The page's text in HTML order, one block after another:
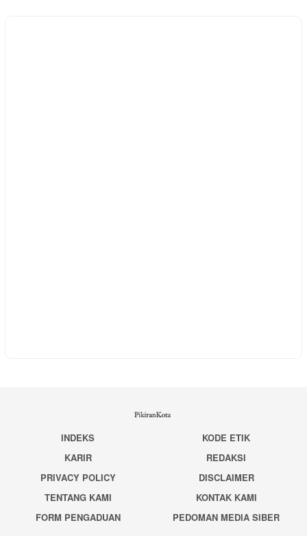
INDEKS
KODE ETIK
KARIR
REDAKSI
PRIVACY POLICY
DISCLAIMER
TENTANG KAMI
KONTAK KAMI
FORM PENGADUAN
PEDOMAN MEDIA SIBER